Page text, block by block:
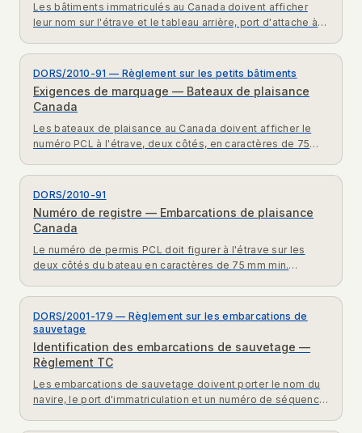
Les bâtiments immatriculés au Canada doivent afficher
leur nom sur l'étrave et le tableau arrière, port d'attache à
DORS/2010-91 — Règlement sur les petits bâtiments
Exigences de marquage — Bateaux de plaisance
Canada
Les bateaux de plaisance au Canada doivent afficher le
numéro PCL à l'étrave, deux côtés, en caractères de 75
DORS/2010-91
Numéro de registre — Embarcations de plaisance
Canada
Le numéro de permis PCL doit figurer à l'étrave sur les
deux côtés du bateau en caractères de 75 mm min.
DORS/2001-179 — Règlement sur les embarcations de
sauvetage
Identification des embarcations de sauvetage —
Règlement TC
Les embarcations de sauvetage doivent porter le nom du
navire, le port d'immatriculation et un numéro de séquence.